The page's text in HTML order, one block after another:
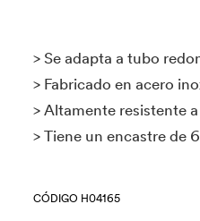
> Se adapta a tubo
> Fabricado en acero
> Altamente resistente
> Tiene un encastre de
CÓDIGO H04165